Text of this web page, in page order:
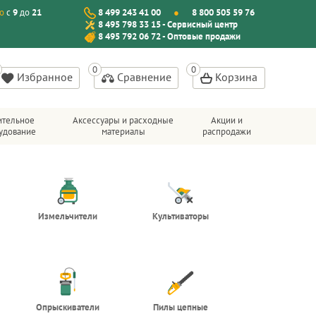
с9до 21 8 499 243 41 00
8 800 505 59 76
8 495 798 33 15 - Сервисный центр
8 495 792 06 72 - Оптовые продажи
Избранное Сравнение Корзина
Аксессуары и расходные
материалы
Акции и
распродажи
Измельчители Культиваторы
Опрыскиватели Пилы цепные